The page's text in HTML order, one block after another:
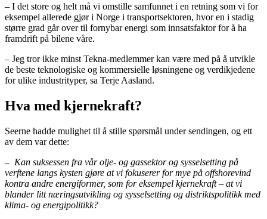
– I det store og helt må vi omstille samfunnet i en retning som vi for
eksempel allerede gjør i Norge i transportsektoren, hvor en i stadig
større grad går over til fornybar energi som innsatsfaktor for å ha
framdrift på bilene våre.
– Jeg tror ikke minst Tekna-medlemmer kan være med på å utvikle
de beste teknologiske og kommersielle løsningene og verdikjedene
for ulike industrityper, sa Terje Aasland.
Hva med kjernekraft?
Seerne hadde mulighet til å stille spørsmål under sendingen, og ett
av dem var dette:
– Kan suksessen fra vår olje- og gassektor og sysselsetting på
verftene langs kysten gjøre at vi fokuserer for mye på offshorevind
kontra andre energiformer, som for eksempel kjernekraft – at vi
blander litt næringsutvikling og sysselsetting og distriktspolitikk med
klima- og energipolitikk?